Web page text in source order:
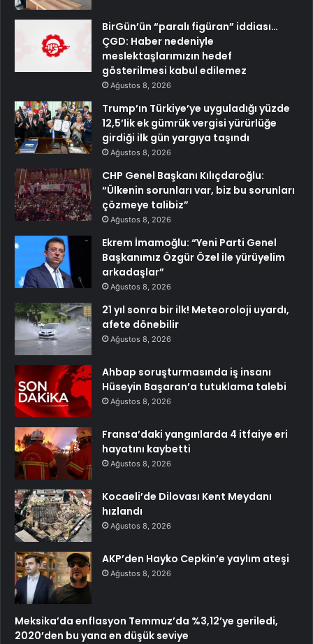
BirGün’ün “paralı figüran” iddiası…
ÇGD: Haber nedeniyle
meslektaşlarımızın hedef
gösterilmesi kabul edilemez
Ağustos 8, 2026
Trump’ın Türkiye’ye uyguladığı yüzde
12,5’lik ek gümrük vergisi yürürlüğe
girdiği ilk gün yargıya taşındı
Ağustos 8, 2026
CHP Genel Başkanı Kılıçdaroğlu:
“Ülkenin sorunları var, biz bu sorunları
çözmeye talibiz”
Ağustos 8, 2026
Ekrem İmamoğlu: “Yeni Parti Genel
Başkanımız Özgür Özel ile yürüyelim
arkadaşlar”
Ağustos 8, 2026
21 yıl sonra bir ilk! Meteoroloji uyardı,
afete dönebilir
Ağustos 8, 2026
Ahbap soruşturmasında iş insanı
Hüseyin Başaran’a tutuklama talebi
Ağustos 8, 2026
Fransa’daki yangınlarda 4 itfaiye eri
hayatını kaybetti
Ağustos 8, 2026
Kocaeli’de Dilovası Kent Meydanı
hızlandı
Ağustos 8, 2026
AKP’den Hayko Cepkin’e yaylım ateşi
Ağustos 8, 2026
Meksika’da enflasyon Temmuz’da %3,12’ye geriledi,
2020’den bu yana en düşük seviye